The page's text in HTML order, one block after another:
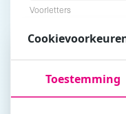
Voorletters
Toestemming